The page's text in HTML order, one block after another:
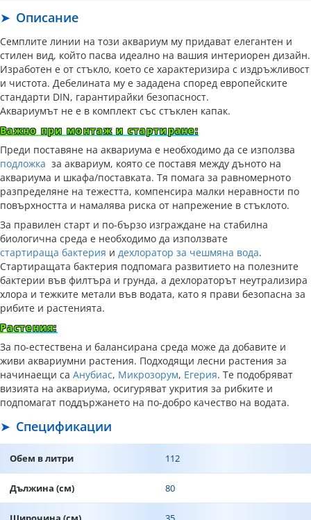
Описание
Семплите линии на този аквариум му придават елегантен и
стилен вид, който пасва идеално на вашия интериорен дизайн.
Изработен е от стъкло, което се характеризира с издръжливост
и чистота. Дебелината му е зададена според европейските
стандарти DIN, гарантирайки безопасност.
Аквариумът не е в комплект със стъклен капак.
Важно при монтаж и стартиране:
Преди поставяне на аквариума е необходимо да се използва
подложка за аквариум, която се поставя между дъното на
аквариума и шкафа/поставката. Тя помага за равномерното
разпределяне на тежестта, компенсира малки неравности по
повърхността и намалява риска от напрежение в стъклото.
За правилен старт и по-бързо изграждане на стабилна
биологична среда е необходимо да използвате
стартираща бактерия и дехлоратор за чешмяна вода.
Стартиращата бактерия подпомага развитието на полезните
бактерии във филтъра и грунда, а дехлораторът неутрализира
хлора и тежките метали във водата, като я прави безопасна за
рибите и растенията.
Растения:
За по-естествена и балансирана среда може да добавите и
живи аквариумни растения. Подходящи лесни растения за
начинаещи са Анубиас, Микрозорум, Егерия. Те подобряват
визията на аквариума, осигуряват укрития за рибките и
подпомагат поддържането на по-добро качество на водата.
Спецификации
Обем в литри 112
Дължина (см) 80